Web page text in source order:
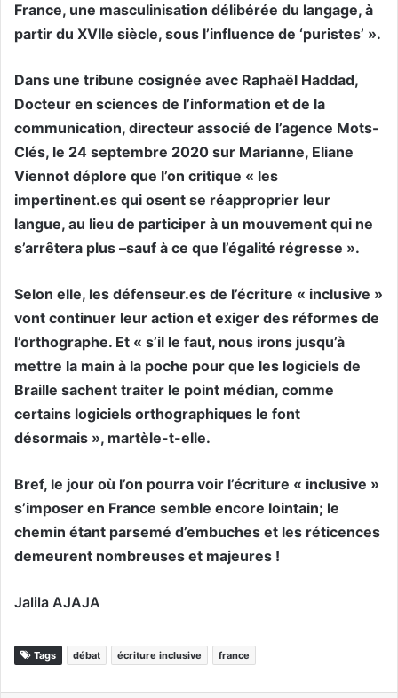
France, une masculinisation délibérée du langage, à
partir du XVIIe siècle, sous l’influence de ‘puristes’ ».
Dans une tribune cosignée avec Raphaël Haddad,
Docteur en sciences de l’information et de la
communication, directeur associé de l’agence Mots-
Clés, le 24 septembre 2020 sur Marianne, Eliane
Viennot déplore que l’on critique « les
impertinent.es qui osent se réapproprier leur
langue, au lieu de participer à un mouvement qui ne
s’arrêtera plus –sauf à ce que l’égalité régresse ».
Selon elle, les défenseur.es de l’écriture « inclusive »
vont continuer leur action et exiger des réformes de
l’orthographe. Et « s’il le faut, nous irons jusqu’à
mettre la main à la poche pour que les logiciels de
Braille sachent traiter le point médian, comme
certains logiciels orthographiques le font
désormais », martèle-t-elle.
Bref, le jour où l’on pourra voir l’écriture « inclusive »
s’imposer en France semble encore lointain; le
chemin étant parsemé d’embuches et les réticences
demeurent nombreuses et majeures !
Jalila AJAJA
Tags débat écriture inclusive france